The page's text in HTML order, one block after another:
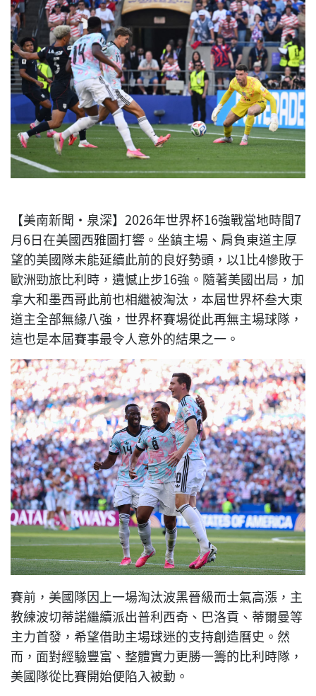
【美南新聞·泉深】2026年世界杯16強戰當地時間7
月6日在美國西雅圖打響。坐鎮主場、肩負東道主厚
望的美國隊未能延續此前的良好勢頭，以1比4慘敗于
歐洲勁旅比利時，遺憾止步16強。隨著美國出局，加
拿大和墨西哥此前也相繼被淘汰，本屆世界杯叁大東
道主全部無緣八強，世界杯賽場從此再無主場球隊，
這也是本屆賽事最令人意外的結果之一。
賽前，美國隊因上一場淘汰波黑晉級而士氣高漲，主
教練波切蒂諾繼續派出普利西奇、巴洛貢、蒂爾曼等
主力首發，希望借助主場球迷的支持創造曆史。然
而，面對經驗豐富、整體實力更勝一籌的比利時隊，
美國隊從比賽開始便陷入被動。